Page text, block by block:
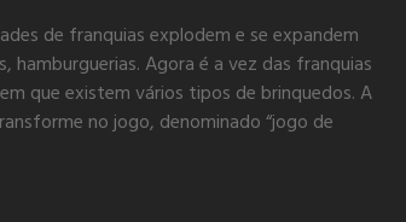
de franquias explodem e se expandem
hamburguerias. Agora é a vez das franquias
que existem vários tipos de brinquedos. A
no jogo, denominado “jogo de